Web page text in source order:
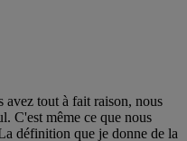
avez tout à fait raison, nous
C'est même ce que nous
définition que je donne de la